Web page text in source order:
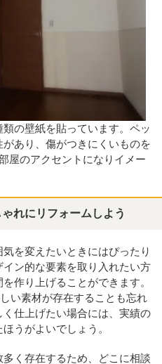
の壁紙を貼っています。ペッ
あり、傷がつきにくいものを
屋のアクセントになりイメー
れにリフォームしよう
を変えたいときにはぴったり
ン的な要素を取り入れたい方
作り上げることができます。
い素材が存在することも忘れ
仕上げたい場合には、実績の
うがよいでしょう。
く存在するため、どこに相談